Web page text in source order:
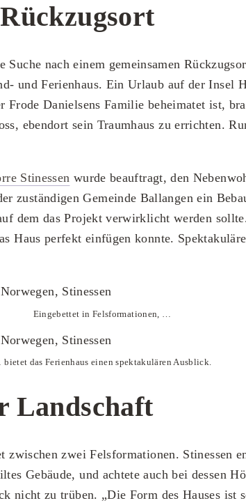
Rückzugsort
Suche nach einem gemeinsamen
und Ferienhaus. Ein Urlaub auf der Insel
Frode Danielsens Familie beheimatet ist,
ebendort sein Traumhaus zu errichten.
Stinessen wurde beauftragt, den
zuständigen Gemeinde Ballangen ein
dem das Projekt verwirklicht werden
Haus perfekt einfügen konnte.
Eingebettet in Felsformationen, …
das Ferienhaus einen spektakulären Ausblick.
Landschaft
zwischen zwei Felsformationen. Stinessen
Gebäude, und achtete auch bei dessen
nicht zu trüben. „Die Form des Hauses ist